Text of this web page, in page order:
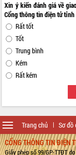
Xin ý kiến đánh giá về
Cổng thông tin điện tử tỉnh
Rất tốt
Tốt
Trung bình
Kém
Rất kém
Trang chủ Sơ đồ
Toggle
navigation
CỔNG THÔNG TIN ĐIỆN
Giấy phép số 99/GP-TTĐT